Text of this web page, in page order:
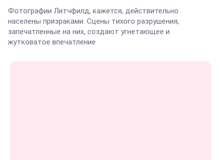
Фотографии Литчфилд, кажется, действительно
населены призраками. Сцены тихого разрушения,
запечатленные на них, создают угнетающее и
жутковатое впечатление